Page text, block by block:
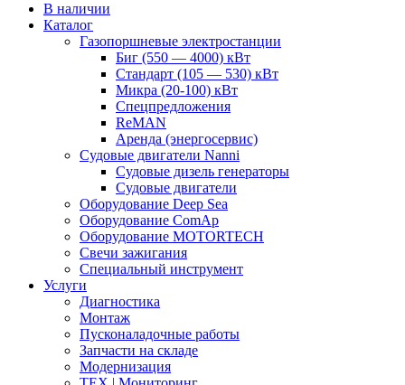
В наличии
Каталог
Газопоршневые электростанции
Биг (550 — 4000) кВт
Стандарт (105 — 530) кВт
Микра (20-100) кВт
Спецпредложения
ReMAN
Аренда (энергосервис)
Судовые двигатели Nanni
Судовые дизель генераторы
Судовые двигатели
Оборудование Deep Sea
Оборудование ComAp
Оборудование MOTORTECH
Свечи зажигания
Специальный инструмент
Услуги
Диагностика
Монтаж
Пусконаладочные работы
Запчасти на складе
Модернизация